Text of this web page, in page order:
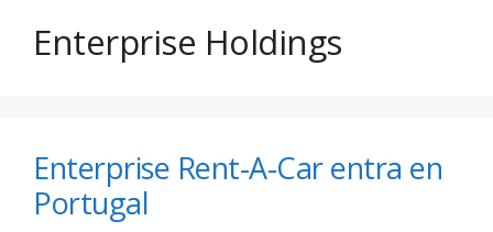
Enterprise Holdings
Enterprise Rent-A-Car entra en
Portugal